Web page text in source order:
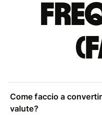
Come faccio a
valute?